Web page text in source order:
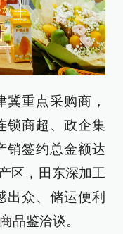
重点采购商，
锁商超、政企集
销签约总金额达
区，田东深加工
出众、储运便利
品鉴洽谈。